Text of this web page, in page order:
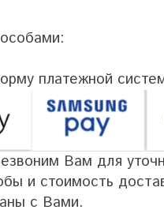
платежной
Вам для
и стоимость
с Вами.